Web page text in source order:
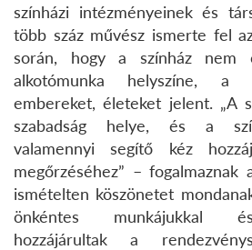
színházi intézményeinek és
több száz művész ismerte fel
során, hogy a színház nem
alkotómunka helyszíne, a
embereket, életeket jelent. „A
szabadság helye, és a
valamennyi segítő kéz
megőrzéséhez” – fogalmaznak
ismételten köszönetet
önkéntes munkájukkal
hozzájárultak a